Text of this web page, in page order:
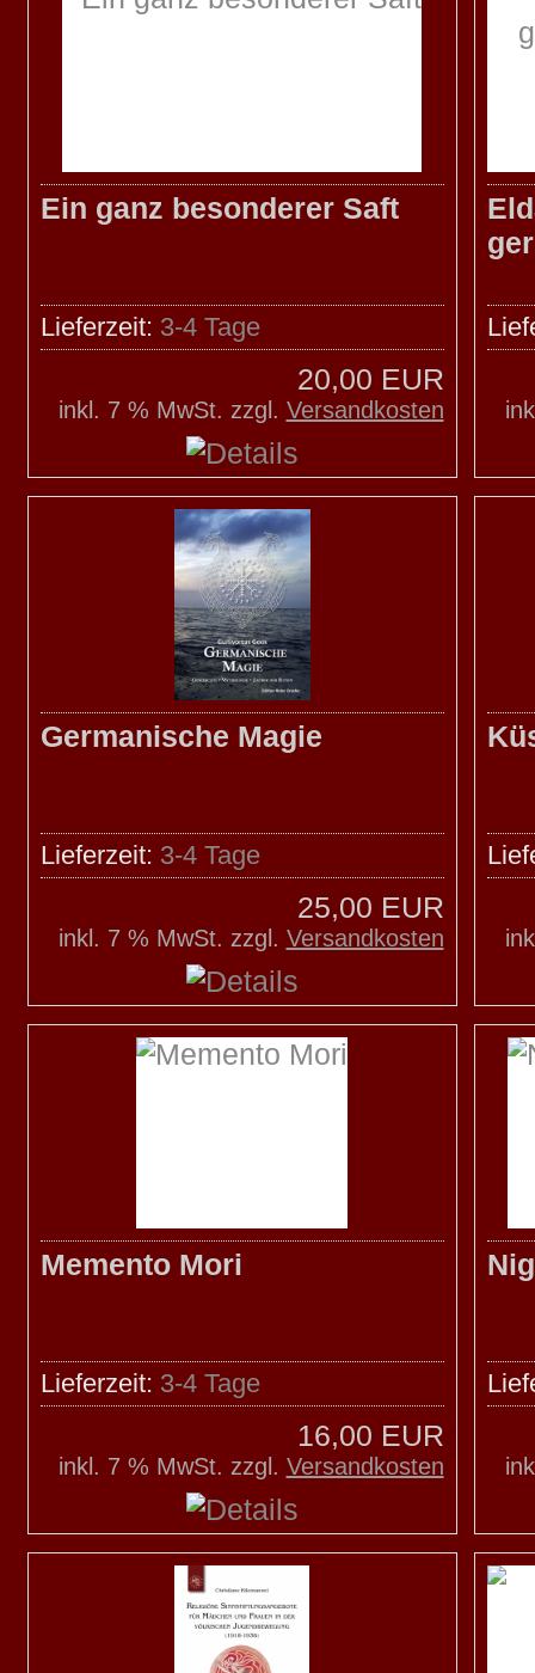
Ein ganz besonderer Saft
Lieferzeit: 3-4 Tage
20,00 EUR
inkl. 7 % MwSt. zzgl. Versandkosten
Germanische Magie
Lieferzeit: 3-4 Tage
25,00 EUR
inkl. 7 % MwSt. zzgl. Versandkosten
Memento Mori
Lieferzeit: 3-4 Tage
16,00 EUR
inkl. 7 % MwSt. zzgl. Versandkosten